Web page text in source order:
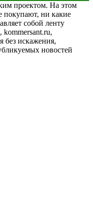
проектом. На этом
покупают, ни какие
собой ленту
kommersant.ru,
без искажения,
новостей